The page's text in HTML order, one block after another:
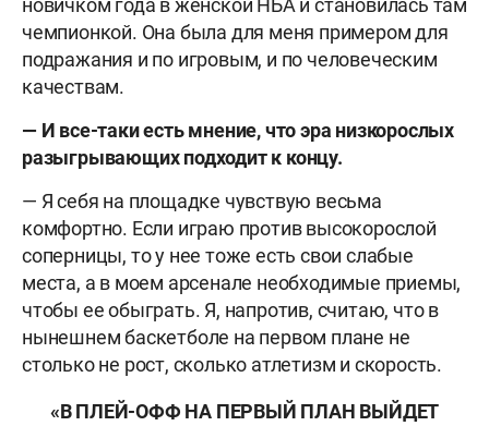
новичком года в женской НБА и становилась там
чемпионкой. Она была для меня примером для
подражания и по игровым, и по человеческим
качествам.
— И все-таки есть мнение, что эра низкорослых
разыгрывающих подходит к концу.
— Я себя на площадке чувствую весьма
комфортно. Если играю против высокорослой
соперницы, то у нее тоже есть свои слабые
места, а в моем арсенале необходимые приемы,
чтобы ее обыграть. Я, напротив, считаю, что в
нынешнем баскетболе на первом плане не
столько не рост, сколько атлетизм и скорость.
«В ПЛЕЙ-ОФФ НА ПЕРВЫЙ ПЛАН ВЫЙДЕТ